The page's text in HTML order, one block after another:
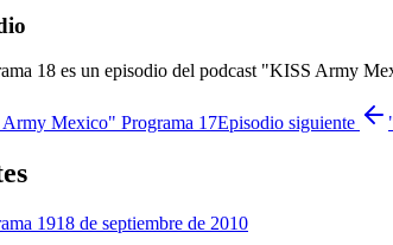
18 es un episodio del podcast "KISS Army
Mexico" Programa 17Episodio siguiente
1918 de septiembre de 2010